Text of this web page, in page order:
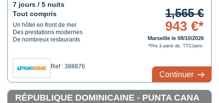
7 jours / 5 nuits
Tout compris
Un hôtel en front de mer
Des prestations modernes
De nombreux restaurants
Ref : 388876
1,565 €
943 €*
Marseille le 08/10/2026
*Prix à partir de, TTC/pers.
Continuer
RÉPUBLIQUE DOMINICAINE - PUNTA CANA